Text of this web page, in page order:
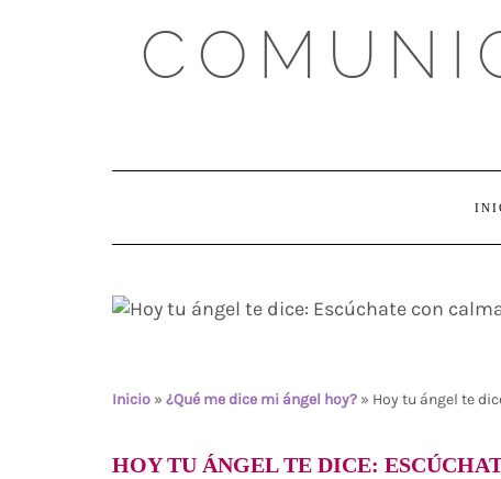
Hoy tu ángel te dice:
Inicio » ¿Qué me dice mi ángel hoy? » Hoy tu ángel te
HOY TU ÁNGEL TE DICE: